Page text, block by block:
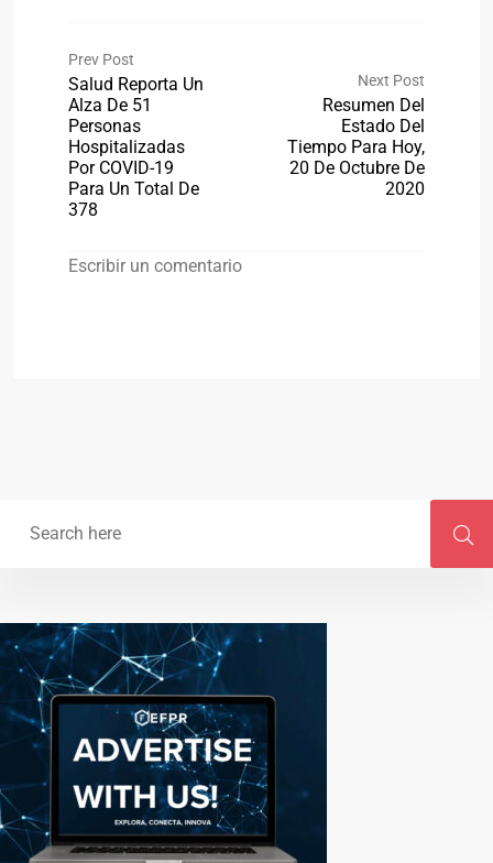
Prev Post
Salud Reporta Un
Alza De 51
Personas
Hospitalizadas
Por COVID-19
Para Un Total De
378
Next Post
Resumen Del
Estado Del
Tiempo Para Hoy,
20 De Octubre De
2020
Escribir un comentario